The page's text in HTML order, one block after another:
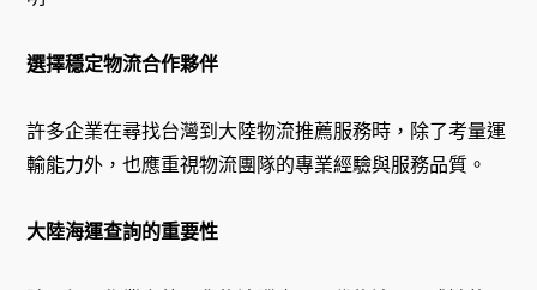
選擇穩定物流合作夥伴
許多企業在尋找台灣到大陸物流推薦服務時，除了考量運
輸能力外，也應重視物流團隊的專業經驗與服務品質。
大陸海運查詢的重要性